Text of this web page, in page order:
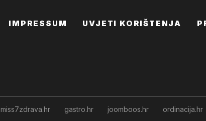
IMPRESSUM UVJETI KORIŠTENJA
miss7zdrava.hr gastro.hr joomboos.hr ordinacija.hr